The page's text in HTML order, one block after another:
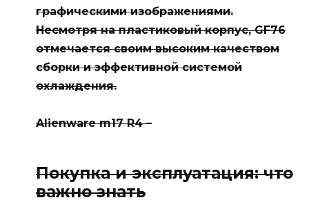
графическими изображениями.
Несмотря на пластиковый корпус,GF76
отмечается своим высоким качеством
сборки и эффективной системой
охлаждения.
Alienware m17 R4–
Покупка и эксплуатация: что
важно знать